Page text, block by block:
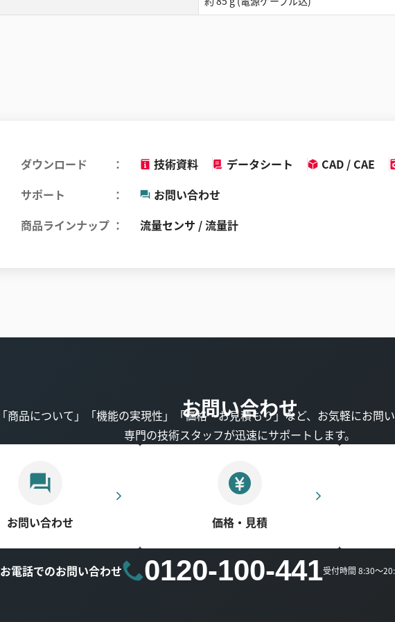
ダウンロード 技術資料 データシート CAD / CAE
サポート
お問い合わせ
商品ラインナップ
流量センサ / 流量計
お問い合わせ
「商品について」「機能の実現性」「価格・お見積もり」など、お気軽にお問
専門の技術スタッフが迅速にサポートします。
お問い合わせ 価格・見積
お電話でのお問い合わせ 0120-100-441受付時間 8:30～